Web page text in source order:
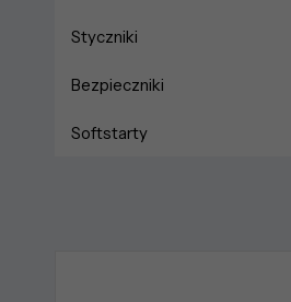
Styczniki
Bezpieczniki
Softstarty